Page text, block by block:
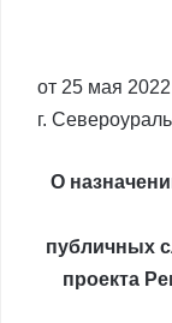
от 25 мая 2022
г.
О
публичных
проекта